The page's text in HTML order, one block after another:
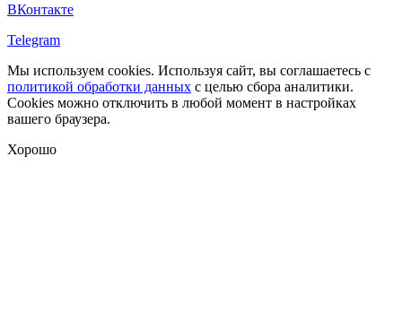
ВКонтакте
Telegram
Мы используем cookies. Используя сайт, вы соглашаетесь с
политикой обработки данных с целью сбора аналитики.
Cookies можно отключить в любой момент в настройках
вашего браузера.
Хорошо